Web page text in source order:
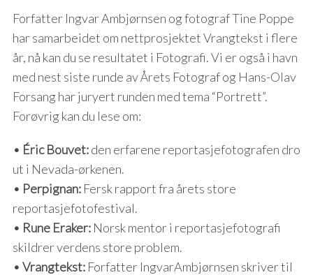
Forfatter Ingvar Ambjørnsen og fotograf Tine Poppe
har samarbeidet om nettprosjektet Vrangtekst i flere
år, nå kan du se resultatet i Fotografi. Vi er også i havn
med nest siste runde av Årets Fotograf og Hans-Olav
Forsang har juryert runden med tema “Portrett”.
Forøvrig kan du lese om:
• Éric Bouvet:den erfarene reportasjefotografen dro
ut i Nevada-ørkenen.
• Perpignan:Fersk rapport fra årets store
reportasjefotofestival.
• Rune Eraker:Norsk mentor i reportasjefotografi
skildrer verdens store problem.
• Vrangtekst:Forfatter IngvarAmbjørnsen skriver til